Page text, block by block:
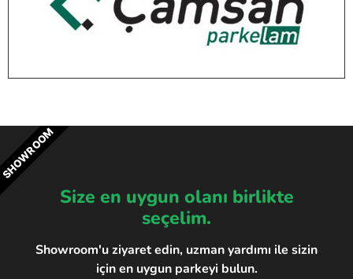
Size en uygun olanı birlikte
seçelim.
Showroom'u ziyaret edin, uzman yardımı ile sizin
için en uygun parkeyi bulun.
SHOWROOM